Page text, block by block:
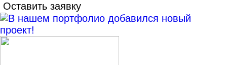
Оставить заявку